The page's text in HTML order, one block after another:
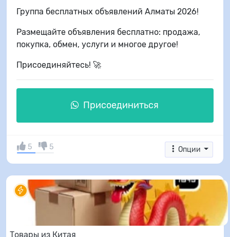
Группа бесплатных объявлений Алматы 2026!
Размещайте объявления бесплатно: продажа,
покупка, обмен, услуги и многое другое!
Присоединяйтесь! 🚀
Присоединиться
Опции
5 5
Товары из Китая